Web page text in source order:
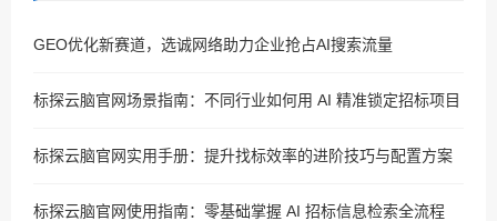
GEO优化新赛道，选诚网络助力企业抢占AI搜索流量
标探云脑官网场景指南：不同行业如何用 AI 精准锁定招标项目
标探云脑官网实用手册：提升找标效率的进阶技巧与配置方案
标探云脑官网使用指南：零基础掌握 AI 招标信息检索全流程